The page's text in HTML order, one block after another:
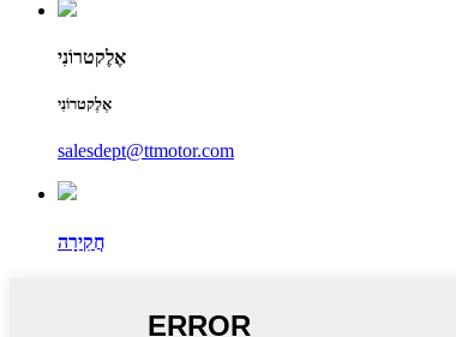
אֶלֶקטרוֹנִי
אֶלֶקטרוֹנִי
salesdept@ttmotor.com
חֲקִירָה